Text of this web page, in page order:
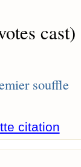
cast)
souffle
citation